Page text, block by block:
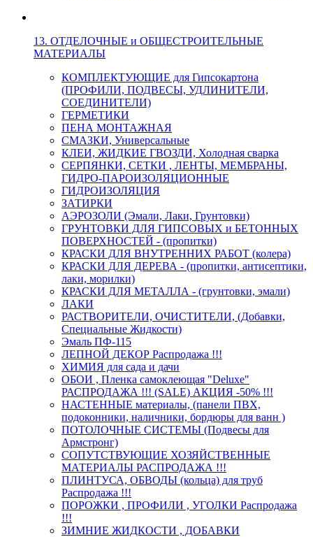
13. ОТДЕЛОЧНЫЕ и ОБЩЕСТРОИТЕЛЬНЫЕ
МАТЕРИАЛЫ
КОМПЛЕКТУЮЩИЕ для Гипсокартона
(ПРОФИЛИ, ПОДВЕСЫ, УДЛИНИТЕЛИ,
СОЕДИНИТЕЛИ)
ГЕРМЕТИКИ
ПЕНА МОНТАЖНАЯ
СМАЗКИ, Универсальные
КЛЕИ, ЖИДКИЕ ГВОЗДИ, Холодная сварка
СЕРПЯНКИ, СЕТКИ , ЛЕНТЫ, МЕМБРАНЫ,
ГИДРО-ПАРОИЗОЛЯЦИОННЫЕ
ГИДРОИЗОЛЯЦИЯ
ЗАТИРКИ
АЭРОЗОЛИ (Эмали, Лаки, Грунтовки)
ГРУНТОВКИ ДЛЯ ГИПСОВЫХ и БЕТОННЫХ
ПОВЕРХНОСТЕЙ - (пропитки)
КРАСКИ ДЛЯ ВНУТРЕННИХ РАБОТ (колера)
КРАСКИ ДЛЯ ДЕРЕВА - (пропитки, антисептики,
лаки, морилки)
КРАСКИ ДЛЯ МЕТАЛЛА - (грунтовки, эмали)
ЛАКИ
РАСТВОРИТЕЛИ, ОЧИСТИТЕЛИ, (Добавки,
Специальные Жидкости)
Эмаль ПФ-115
ЛЕПНОЙ ДЕКОР Распродажа !!!
ХИМИЯ для сада и дачи
ОБОИ , Пленка самоклеющая "Deluxe"
РАСПРОДАЖА !!! (SALE) АКЦИЯ -50% !!!
НАСТЕННЫЕ материалы, (панели ПВХ,
подоконники, наличники, бордюры для ванн )
ПОТОЛОЧНЫЕ СИСТЕМЫ (Подвесы для
Армстронг)
СОПУТСТВУЮЩИЕ ХОЗЯЙСТВЕННЫЕ
МАТЕРИАЛЫ РАСПРОДАЖА !!!
ПЛИНТУСА, ОБВОДЫ (кольца) для труб
Распродажа !!!
ПОРОЖКИ , ПРОФИЛИ , УГОЛКИ Распродажа
!!!
ЗИМНИЕ ЖИДКОСТИ , ДОБАВКИ